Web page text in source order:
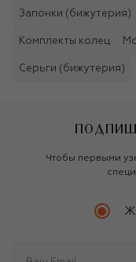
Запонки (бижутерия)
Комплекты колец
Серьги (бижутерия)
Чтобы первыми